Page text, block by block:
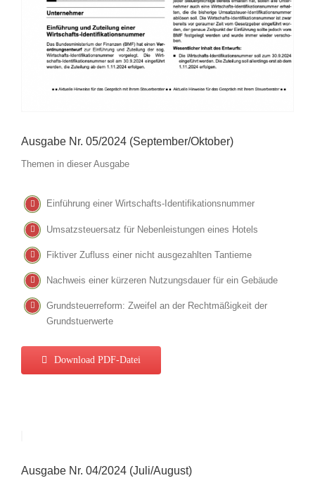
Ausgabe Nr. 05/2024 (September/Oktober)
Themen in dieser Ausgabe
Einführung einer Wirtschafts-Identifikationsnummer
Umsatzsteuersatz für Nebenleistungen eines Hotels
Fiktiver Zufluss einer nicht ausgezahlten Tantieme
Nachweis einer kürzeren Nutzungsdauer für ein Gebäude
Grundsteuerreform: Zweifel an der Rechtmäßigkeit der
Grundstuerwerte
Download PDF-Datei
Ausgabe Nr. 04/2024 (Juli/August)